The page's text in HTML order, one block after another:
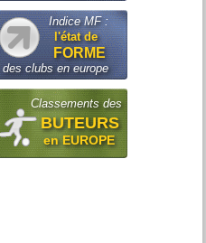
Indice MF :
l'état de
FORME
des clubs en europe
Classements des
BUTEURS
en EUROPE